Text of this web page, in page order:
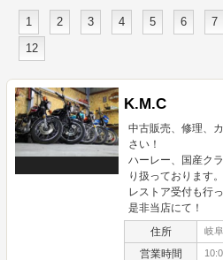
1 2 3 4 5 6 7
12
K.M.C
中古販売、修理、
さい！
ハーレー、国産ク
り扱っております。
レストア受付も行
是非当店にて！
住所 岐
営業時間